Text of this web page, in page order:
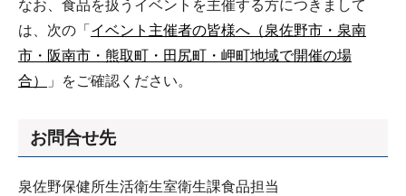
なお、食品を扱うイベントを主催する方につきまして
は、次の「 イベント主催者の皆様へ（泉佐野市・泉南
市・阪南市・熊取町・田尻町・岬町地域で開催の場
合）
」をご確認ください。
お問合せ先
泉佐野保健所生活衛生室衛生課食品担当